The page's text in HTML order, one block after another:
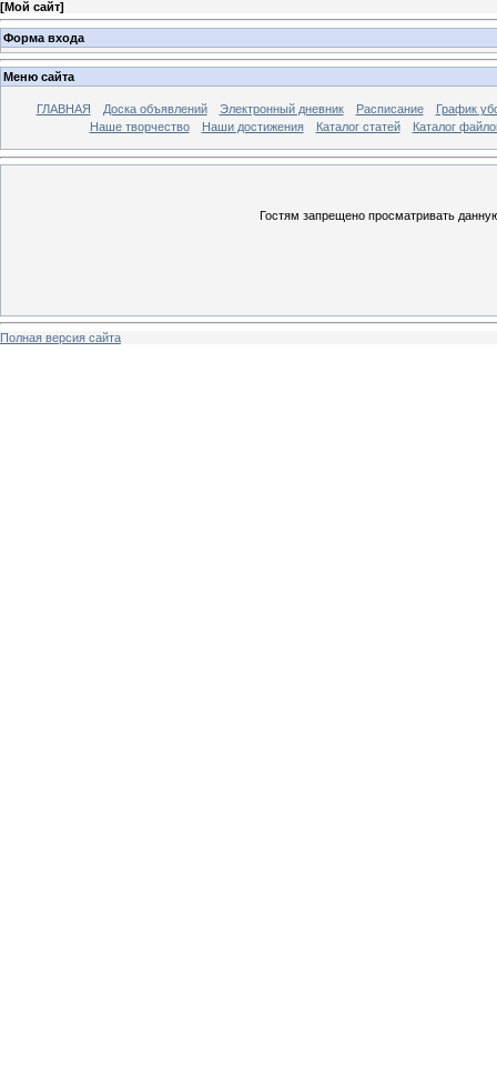
[Мой сайт]
Форма входа
Меню сайта
ГЛАВНАЯ Доска объявлений Электронный дневник Расписание
График
Наше творчество
Наши достижения Каталог статей Каталог
Гостям запрещено просматривать
Полная версия сайта